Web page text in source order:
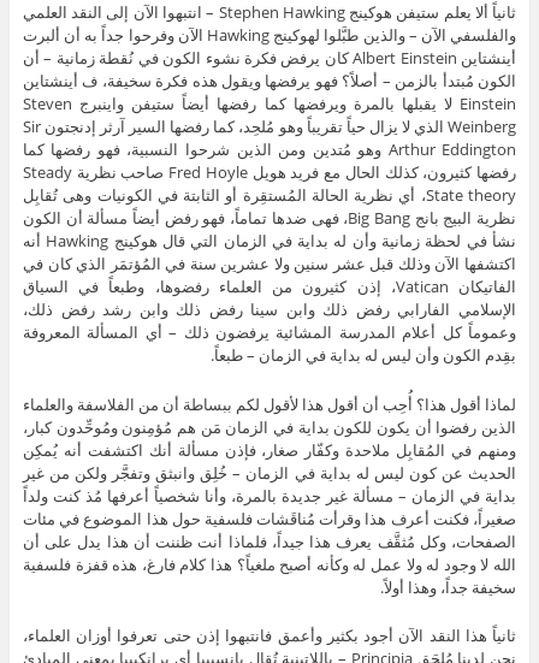
ثانياً ألا يعلم ستيفن هوكينج Stephen Hawking – انتبهوا الآن إلى النقد العلمي
والفلسفي الآن – والذين طبَّلوا لهوكينج Hawking الآن وفرحوا جداً به أن ألبرت
أينشتاين Albert Einstein كان يرفض فكرة نشوء الكون في نُقطة زمانية – أن
الكون مُبتدأ بالزمن – أصلاً؟ فهو يرفضها ويقول هذه فكرة سخيفة، ف أينشتاين
Einstein لا يقبلها بالمرة ويرفضها كما رفضها أيضاً ستيفن واينبرج Steven
Weinberg الذي لا يزال حياً تقريباً وهو مُلحِد، كما رفضها السير آرثر إدنجتون Sir
Arthur Eddington وهو مُتدين ومن الذين شرحوا النسبية، فهو رفضها كما
رفضها كثيرون، كذلك الحال مع فريد هويل Fred Hoyle صاحب نظرية Steady
State theory، أي نظرية الحالة المُستقِرة أو الثابتة في الكونيات وهى تُقابِل
نظرية البيج بانج Big Bang، فهى ضدها تماماً، فهو رفض أيضاً مسألة أن الكون
نشأ في لحظة زمانية وأن له بداية في الزمان التي قال هوكينج Hawking أنه
اكتشفها الآن وذلك قبل عشر سنين ولا عشرين سنة في المُؤتمَر الذي كان في
الفاتيكان Vatican، إذن كثيرون من العلماء رفضوها، وطبعاً في السياق
الإسلامي الفارابي رفض ذلك وابن سينا رفض ذلك وابن رشد رفض ذلك،
وعموماً كل أعلام المدرسة المشائية يرفضون ذلك – أي المسألة المعروفة
بقِدم الكون وأن ليس له بداية في الزمان – طبعاً.
لماذا أقول هذا؟ أُحِب أن أقول هذا لأقول لكم ببساطة أن من الفلاسفة والعلماء
الذين رفضوا أن يكون للكون بداية في الزمان مَن هم مُؤمِنون ومُوحِّدون كبار،
ومنهم في المُقابِل ملاحدة وكفّار صغار، فإذن مسألة أنك اكتشفت أنه يُمكِن
الحديث عن كون ليس له بداية في الزمان – خُلِق وانبثق وتفجَّر ولكن من غير
بداية في الزمان – مسألة غير جديدة بالمرة، وأنا شخصياً أعرفها مُذ كنت ولداً
صغيراً، فكنت أعرف هذا وقرأت مُناقَشات فلسفية حول هذا الموضوع في مئات
الصفحات، وكل مُثقَّف يعرف هذا جيداً، فلماذا أنت ظننت أن هذا يدل على أن
الله لا وجود له ولا عمل له وكأنه أصبح ملغياً؟ هذا كلام فارغ، هذه قفزة فلسفية
سخيفة جداً، وهذا أولاً.
ثانياً هذا النقد الآن أجود بكثير وأعمق فانتبهوا إذن حتى تعرفوا أوزان العلماء،
نحن لدينا مُلحَق Principia – باللاتينية تُقال بانسيبيا أي برانكيبيا بمعنى المبادئ